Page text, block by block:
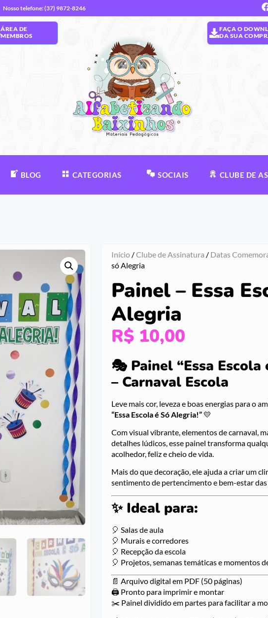
Nosso telefone: (37) 9872-8246
ÁREA DE
MEMBROS
FAÇA O
DA SUA
BLOG CATEGORIAS SOCIAIS CLUBE DE
Início/Clube de Assinatura / Datas
só Alegria
Painel – Essa
Alegria
R$10,00
🎭 Painel “Essa
– Carnaval Escola
Leve mais cor, leveza e boas energias para o
“Essa Escola é Só Alegria!”💛
Com visual vibrante, elementos de carnaval,
detalhes lúdicos, esse painel transforma
acolhedor, feliz e cheio de vida.
Mais do que decoração, ele ajuda a criar um
sentimento de pertencimento e bem-estar das
✨ Ideal para:
🎈 Salas de aula
🎈 Murais e corredores
🎈 Recepção da escola
🎈 Projetos, semanas temáticas e momentos
📄 Arquivo digital em PDF (50 páginas)
🖨️ Pronto para imprimir e montar
✂️ Painel dividido em partes para facilitar a